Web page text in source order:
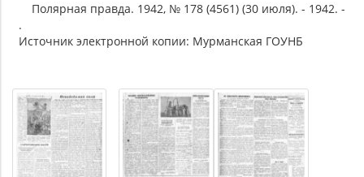
Полярная правда. 1942, № 178 (4561) (30 июля). - 1942. -
.
Источник электронной копии: Мурманская ГОУНБ